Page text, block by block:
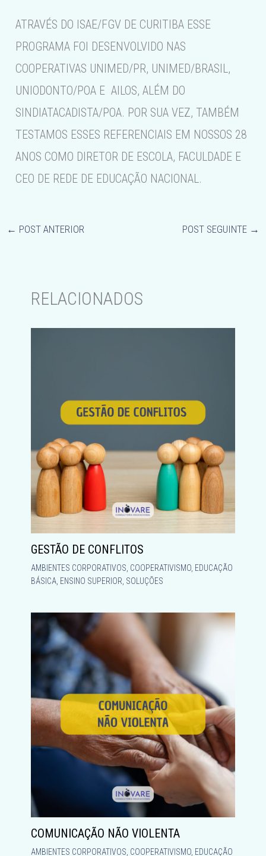
ATRAVÉS DO ISAE/FGV DE CURITIBA ESSE
PROGRAMA FOI DESENVOLVIDO NAS
COOPERATIVAS UNIMED/PR, UNIMED/BRASIL,
UNIODONTO/POA E AILOS, ALÉM DO
SINDIATACADISTA/POA. POR SUA VEZ, TAMBÉM
TESTAMOS ESSES REFERENCIAIS EM NOSSOS 28
ANOS COMO DIRETOR DE ESCOLA, FACULDADE E
CEO DE REDE DE EDUCAÇÃO NACIONAL.
← POST ANTERIOR POST SEGUINTE →
RELACIONADOS
GESTÃO DE CONFLITOS
AMBIENTES CORPORATIVOS COOPERATIVISMO, EDUCAÇÃO
BÁSICA, ENSINO SUPERIOR SOLUÇÕES
COMUNICAÇÃO NÃO VIOLENTA
AMBIENTES CORPORATIVOS, COOPERATIVISMO, EDUCAÇÃO